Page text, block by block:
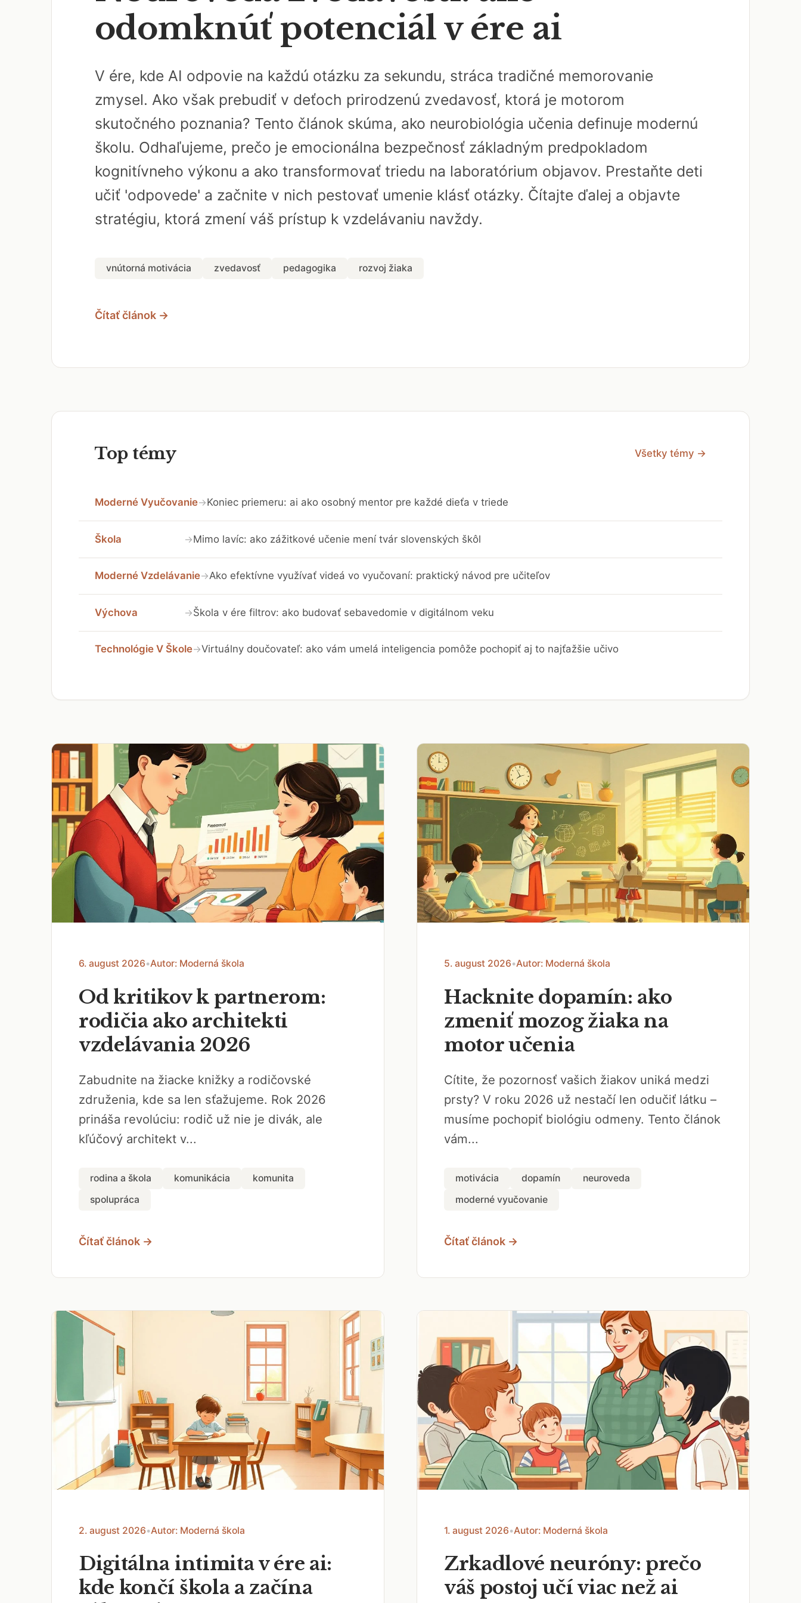
odomknúť potenciál v ére ai
V ére, kde AI odpovie na každú otázku za sekundu, stráca tradičné memorovanie
zmysel. Ako však prebudiť v deťoch prirodzenú zvedavosť, ktorá je motorom
skutočného poznania? Tento článok skúma, ako neurobiológia učenia definuje modernú
školu. Odhaľujeme, prečo je emocionálna bezpečnosť základným predpokladom
kognitívneho výkonu a ako transformovať triedu na laboratórium objavov. Prestaňte deti
učiť 'odpovede' a začnite v nich pestovať umenie klásť otázky. Čítajte ďalej a objavte
stratégiu, ktorá zmení váš prístup k vzdelávaniu navždy.
vnútorná motivácia zvedavosť pedagogika rozvoj žiaka
Čítať článok →
Top témy Všetky témy →
Moderné Vyučovanie→Koniec priemeru: ai ako osobný mentor pre každé dieťa v triede
Škola →Mimo lavíc: ako zážitkové učenie mení tvár slovenských škôl
Moderné Vzdelávanie→Ako efektívne využívať videá vo vyučovaní: praktický návod pre učiteľov
Výchova →Škola v ére filtrov: ako budovať sebavedomie v digitálnom veku
Technológie V Škole→Virtuálny doučovateľ: ako vám umelá inteligencia pomôže pochopiť aj to najťažšie učivo
6. august 2026•Autor: Moderná škola
Od kritikov k partnerom:
rodičia ako architekti
vzdelávania 2026
Zabudnite na žiacke knižky a rodičovské
združenia, kde sa len sťažujeme. Rok 2026
prináša revolúciu: rodič už nie je divák, ale
kľúčový architekt v...
rodina a škola komunikácia
komunita
spolupráca
Čítať článok →
5. august 2026•Autor: Moderná škola
Hacknite dopamín: ako
zmeniť mozog žiaka na
motor učenia
Cítite, že pozornosť vašich žiakov uniká medzi
prsty? V roku 2026 už nestačí len odučiť látku –
musíme pochopiť biológiu odmeny. Tento článok
vám...
motivácia dopamín
neuroveda
moderné vyučovanie
Čítať článok →
2. august 2026•Autor: Moderná škola
Digitálna intimita v ére ai:
kde končí škola a začína
1. august 2026•Autor: Moderná škola
Zrkadlové neuróny: prečo
váš postoj učí viac než ai